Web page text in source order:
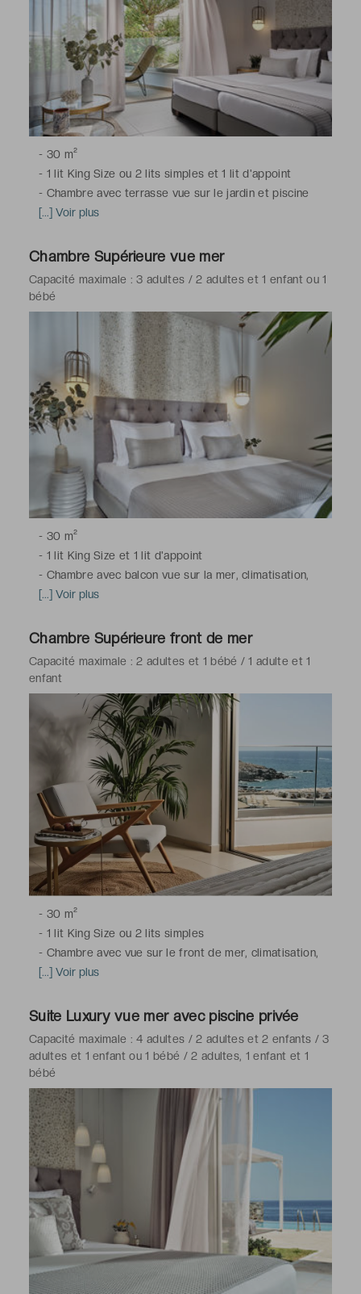
- 30 m²
- 1 lit King Size ou 2 lits simples et 1 lit d'appoint
- Chambre avec terrasse vue sur le jardin et piscine
partagée, climatisation, télévision à écran plat avec
de réveil, Wi-Fi
peignoirs & chaussons, articles de toilette gratuits
[...] Voir plus
Chambre Supérieure vue mer
Capacité maximale : 3 adultes / 2 adultes et 1 enfant ou 1
bébé
- 30 m²
- 1 lit King Size et 1 lit d'appoint
- Chambre avec balcon vue sur la mer, climatisation,
télévision à écran plat avec chaînes satellite, téléphone,
minibar, service de réveil, Wi-Fi
peignoirs & chaussons, articles de toilette gratuits
[...] Voir plus
Chambre Supérieure front de mer
Capacité maximale : 2 adultes et 1 bébé / 1 adulte et 1
enfant
- 30 m²
- 1 lit King Size ou 2 lits simples
- Chambre avec vue sur le front de mer, climatisation,
télévision à écran plat LCD avec chaînes satellite,
portable, nécessaire à thé et à café, minibar, service de
-Salle de bains avec douche, toilettes, sèche-cheveux,
peignoirs & chaussons, articles de toilette gratuits
[...] Voir plus
Suite Luxury vue mer avec piscine privée
Capacité maximale : 4 adultes / 2 adultes et 2 enfants / 3
adultes et 1 enfant ou 1 bébé / 2 adultes, 1 enfant et 1
bébé